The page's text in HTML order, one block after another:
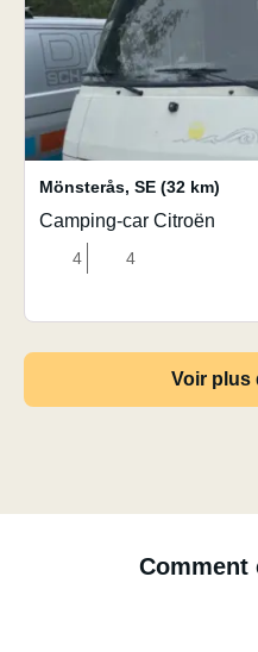
Mönsterås, SE (32 km)
Camping-car Citroën
4 4
Voir plus
Comment